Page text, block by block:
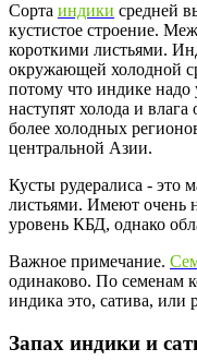
Сорта индики средней
кустистое строение.
короткими листьями.
окружающей холодной
потому что индике надо
наступят холода и
более холодных
центральной Азии.
Кусты рудералиса - это
листьями. Имеют очень
уровень КБД, однако
Важное примечание.
одинаково. По семенам
индика это, сатива, или
Запах индики и